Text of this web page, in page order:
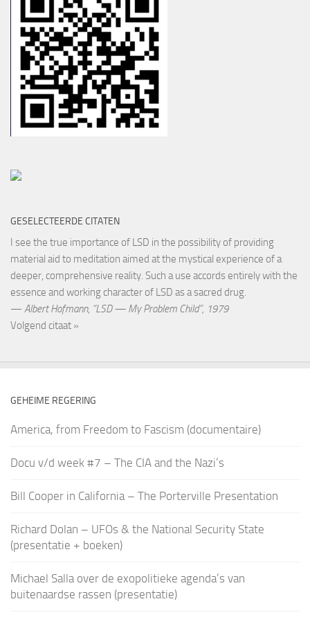
GESELECTEERDE CITATEN
I see the true importance of LSD in the possibility of providing
material aid to meditation aimed at the mystical experience of a
deeper, comprehensive reality. Such a use accords entirely with the
essence and working character of LSD as a sacred drug.
— Albert Hofmann, “LSD — My Problem Child”, 1979
Volgend citaat »
GEHEIME REGERING
America, from Freedom to Fascism (documentaire)
Docu v/d week #7 – The CIA and the Nazi’s
Bill Cooper in California – The Porterville Presentation
Richard Dolan – UFOs & the National Security State
(presentatie + boeken)
Michael Salla over de exopolitieke agenda’s van
buitenaardse rassen (presentatie)